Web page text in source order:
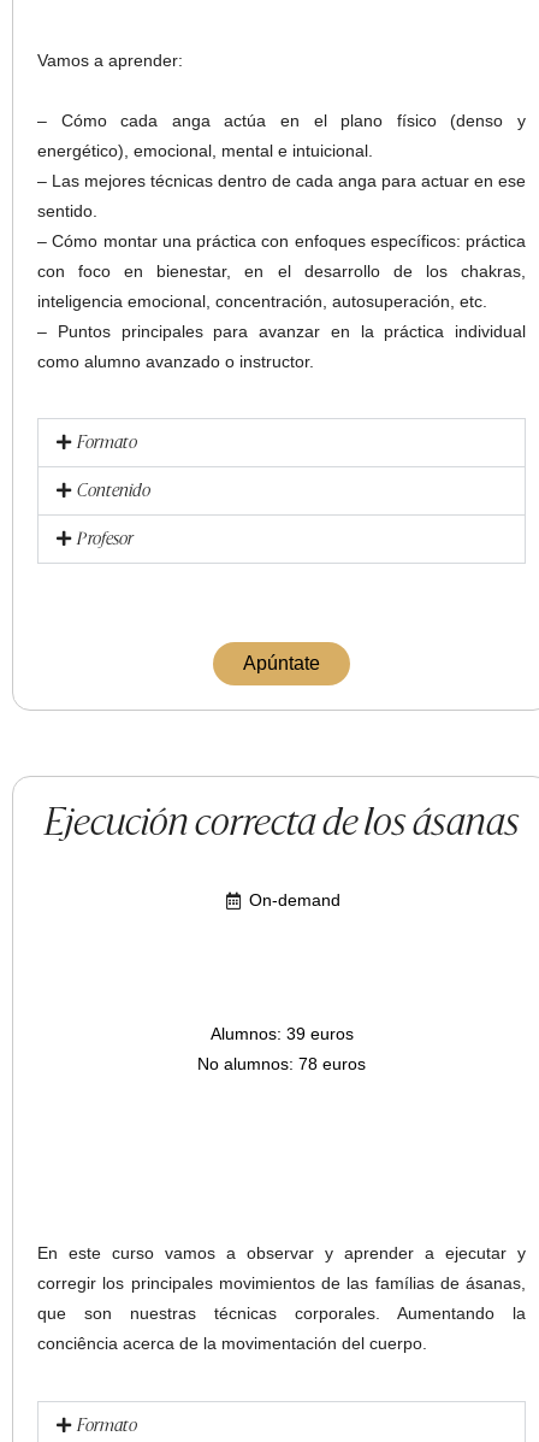
Vamos a aprender:
– Cómo cada anga actúa en el plano físico (denso y
energético), emocional, mental e intuicional.
– Las mejores técnicas dentro de cada anga para actuar en ese
sentido.
– Cómo montar una práctica con enfoques específicos: práctica
con foco en bienestar, en el desarrollo de los chakras,
inteligencia emocional, concentración, autosuperación, etc.
– Puntos principales para avanzar en la práctica individual
como alumno avanzado o instructor.
Formato
Contenido
Profesor
Apúntate
Ejecución correcta de los ásanas
On-demand
Alumnos: 39 euros
No alumnos: 78 euros
En este curso vamos a observar y aprender a ejecutar y
corregir los principales movimientos de las famílias de ásanas,
que son nuestras técnicas corporales. Aumentando la
conciência acerca de la movimentación del cuerpo.
Formato